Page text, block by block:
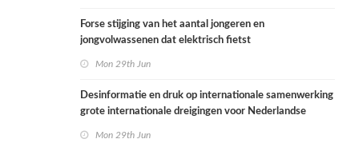
Forse stijging van het aantal jongeren en
jongvolwassenen dat elektrisch fietst
Mon 29th Jun
Desinformatie en druk op internationale samenwerking
grote internationale dreigingen voor Nederlandse
Mon 29th Jun